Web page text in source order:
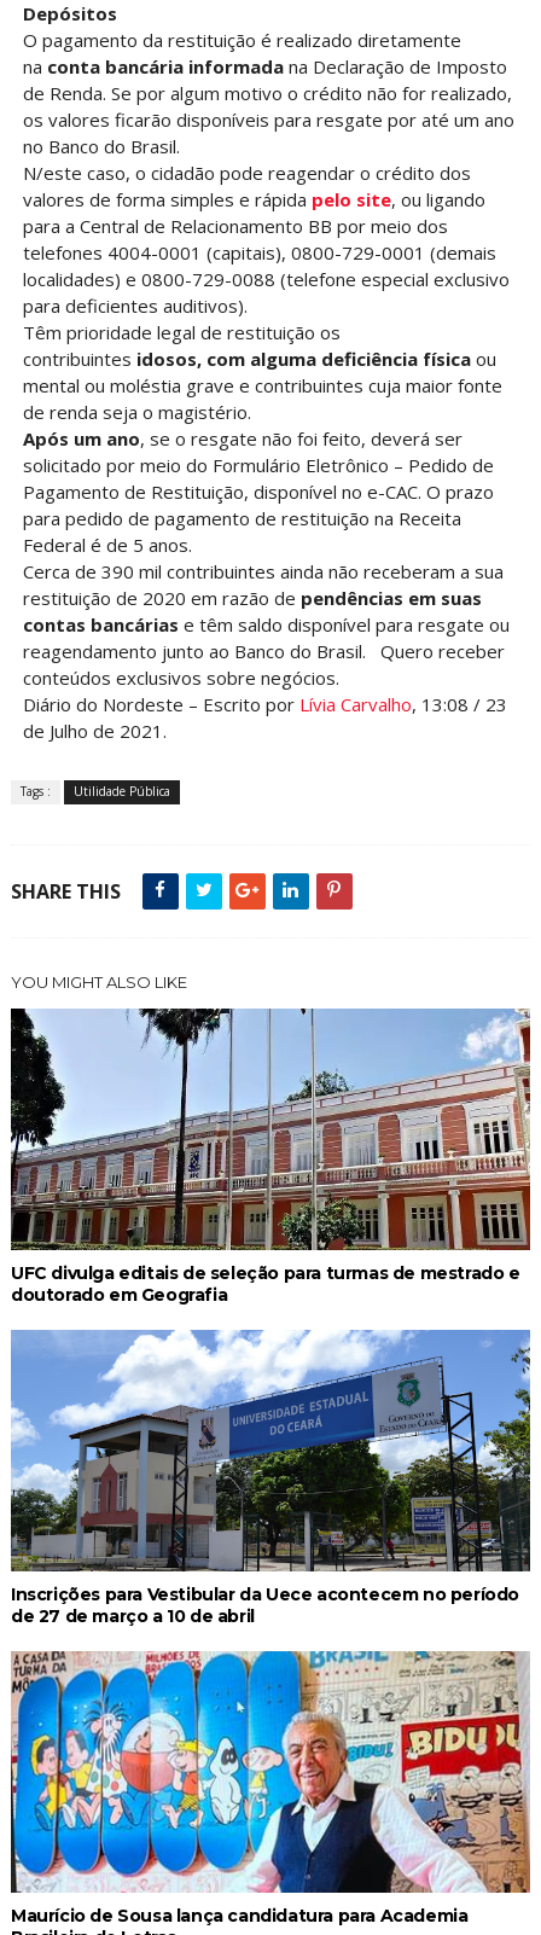
Depósitos
O pagamento da restituição é realizado diretamente
na conta bancária informadana Declaração de Imposto
de Renda. Se por algum motivo o crédito não for realizado,
os valores ficarão disponíveis para resgate por até um ano
no Banco do Brasil.
N/este caso, o cidadão pode reagendar o crédito dos
valores de forma simples e rápida pelo site, ou ligando
para a Central de Relacionamento BB por meio dos
telefones 4004-0001 (capitais), 0800-729-0001 (demais
localidades) e 0800-729-0088 (telefone especial exclusivo
para deficientes auditivos).
Têm prioridade legal de restituição os
contribuintes idosos, com alguma deficiência físicaou
mental ou moléstia grave e contribuintes cuja maior fonte
de renda seja o magistério.
Após um ano, se o resgate não foi feito, deverá ser
solicitado por meio do Formulário Eletrônico – Pedido de
Pagamento de Restituição, disponível no e-CAC. O prazo
para pedido de pagamento de restituição na Receita
Federal é de 5 anos.
Cerca de 390 mil contribuintes ainda não receberam a sua
restituição de 2020 em razão de pendências em suas
contas bancárias e têm saldo disponível para resgate ou
reagendamento junto ao Banco do Brasil. Quero receber
conteúdos exclusivos sobre negócios.
Diário do Nordeste – Escrito por Lívia Carvalho, 13:08 / 23
de Julho de 2021.
Tags : Utilidade Pública
SHARE THIS
YOU MIGHT ALSO LIKE
UFC divulga editais de seleção para turmas de mestrado e
doutorado em Geografia
Inscrições para Vestibular da Uece acontecem no período
de 27 de março a 10 de abril
Maurício de Sousa lança candidatura para Academia